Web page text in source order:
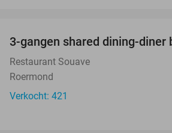
3-gangen shared dining-diner
Restaurant Souave
Roermond
Verkocht: 421